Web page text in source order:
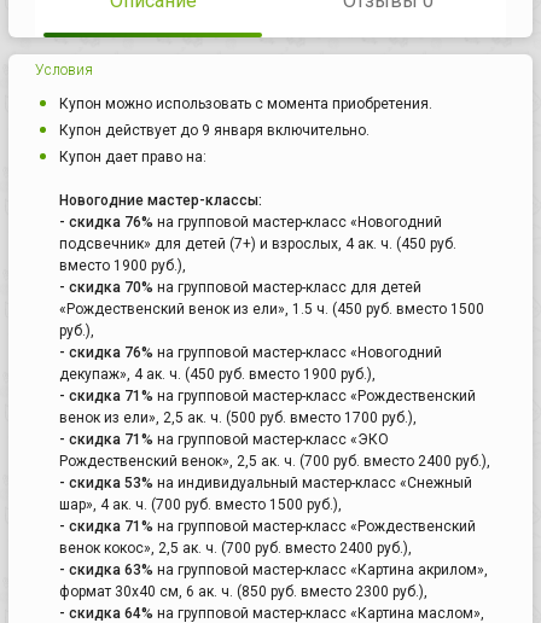
Условия
Купон можно использовать с момента приобретения.
Купон действует до 9 января включительно.
Купон дает право на:
Новогодние мастер-классы:
- скидка 76% на групповой мастер-класс «Новогодний
подсвечник» для детей (7+) и взрослых, 4 ак. ч. (450 руб.
вместо 1900 руб.),
- скидка 70% на групповой мастер-класс для детей
«Рождественский венок из ели», 1.5 ч. (450 руб. вместо 1500
руб.),
- скидка 76% на групповой мастер-класс «Новогодний
декупаж», 4 ак. ч. (450 руб. вместо 1900 руб.),
- скидка 71% на групповой мастер-класс «Рождественский
венок из ели», 2,5 ак. ч. (500 руб. вместо 1700 руб.),
- скидка 71% на групповой мастер-класс «ЭКО
Рождественский венок», 2,5 ак. ч. (700 руб. вместо 2400 руб.),
- скидка 53% на индивидуальный мастер-класс «Снежный
шар», 4 ак. ч. (700 руб. вместо 1500 руб.),
- скидка 71% на групповой мастер-класс «Рождественский
венок кокос», 2,5 ак. ч. (700 руб. вместо 2400 руб.),
- скидка 63% на групповой мастер-класс «Картина акрилом»,
формат 30х40 см, 6 ак. ч. (850 руб. вместо 2300 руб.),
- скидка 64% на групповой мастер-класс «Картина маслом»,